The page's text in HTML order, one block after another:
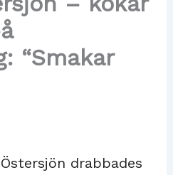
“Smakar
drabbades